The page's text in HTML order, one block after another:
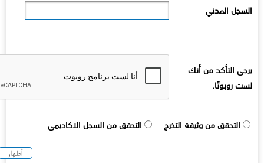
المدني
التأكد من أنك
روبوتًا.
التحقق من وثيقة التخرج التحقق من السجل الاكاديمي